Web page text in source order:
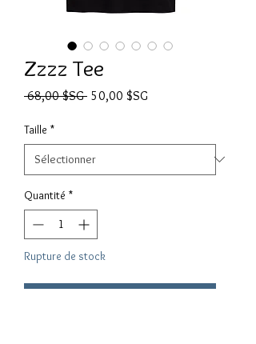
Zzzz Tee
68,00 $SG Prix original
50,00 $SG
Taille *
Quantité *
Rupture de stock